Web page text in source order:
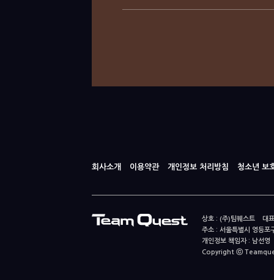
회사소개 이용약관 개인정보 처리방침 청소년 보
상호 : (주)팀퀘스트 대
주소 : 서울특별시 영등
개인정보 책임자 : 남
Copyright ⓒ